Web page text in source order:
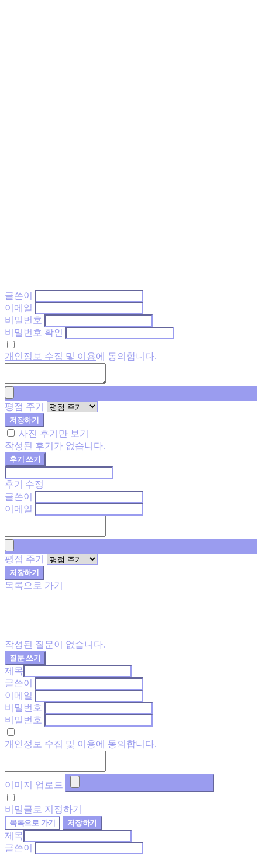
글쓴이
이메일
비밀번호
비밀번호 확인
개인정보 수집 및 이용에 동의합니다.
평점 주기
저장하기
사진 후기만 보기
작성된 후기가 없습니다.
후기 쓰기
후기 수정
글쓴이
이메일
평점 주기
저장하기
목록으로 가기
작성된 질문이 없습니다.
질문 쓰기
제목
글쓴이
이메일
비밀번호
비밀번호
개인정보 수집 및 이용에 동의합니다.
이미지 업로드
비밀글로 지정하기
목록으로 가기 저장하기
제목
글쓴이